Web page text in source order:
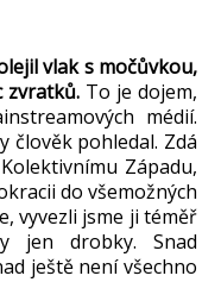
vlak s močůvkou,
zvratků. To je dojem,
médií.
člověk pohledal. Zdá
Západu,
do všemožných
vyvezli jsme ji téměř
jen drobky. Snad
ještě není všechno